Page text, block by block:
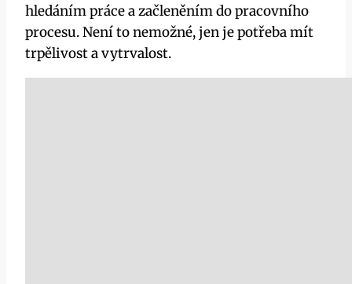
hledáním práce a začleněním do pracovního
procesu. Není to nemožné, jen je potřeba mít
trpělivost a vytrvalost.